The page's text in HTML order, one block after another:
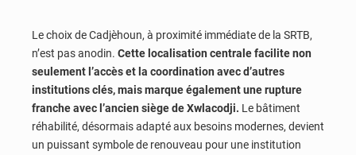
Le choix de Cadjèhoun, à proximité immédiate de la SRTB,
n’est pas anodin. Cette localisation centrale facilite non
seulement l’accès et la coordination avec d’autres
institutions clés, mais marque également une rupture
franche avec l’ancien siège de Xwlacodji. Le bâtiment
réhabilité, désormais adapté aux besoins modernes, devient
un puissant symbole de renouveau pour une institution